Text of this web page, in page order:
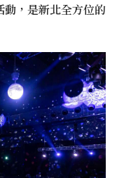
，是新北全方位的